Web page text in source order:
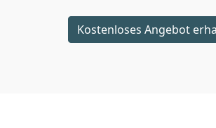
Kostenloses Angebot